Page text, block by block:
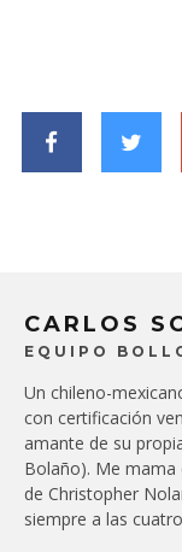
CARLOS
EQUIPO
Un chileno-
con certificación
amante de su
Bolaño). Me
de Christopher
siempre a las